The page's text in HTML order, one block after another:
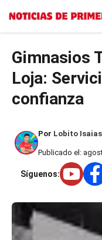
Saltar
Gimnasios
Loja:
confianza
Por Lobito Isaias
Publicado el:
Síguenos: